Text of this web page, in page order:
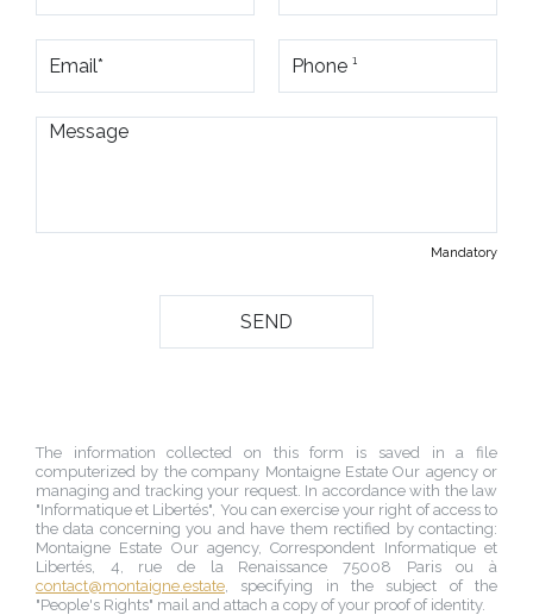
Mandatory
The information collected on this form is saved in a file
computerized by the company Montaigne Estate Our agencyor
managing and tracking your request. In accordance with the law
"Informatique et Libertés", You can exercise your right of access to
the data concerning you and have them rectified by contacting:
Montaigne Estate Our agency, Correspondent Informatique et
Libertés, 4, rue de la Renaissance 75008 Parisou à
contact@montaigne.estate, specifying in the subject of the
"People's Rights" mail and attach a copy of your proof of identity.